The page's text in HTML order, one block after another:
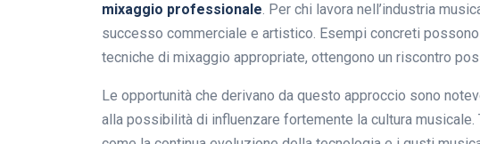
mixaggio professionale. Per chi lavora nell’industria
successo commerciale e artistico. Esempi concreti
tecniche di mixaggio appropriate, ottengono un riscontro
Le opportunità che derivano da questo approccio sono
alla possibilità di influenzare fortemente la cultura